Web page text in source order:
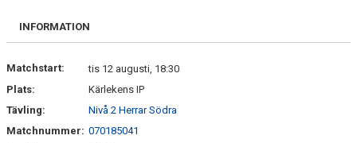
DOKUMENT
INFORMATION
Matchstart:
tis 12 augusti, 18:30
Plats:
Kärlekens IP
Tävling:
Nivå 2 Herrar Södra
Matchnummer: 070185041